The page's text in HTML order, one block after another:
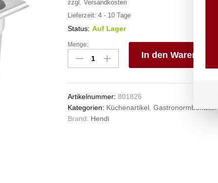
zzgl. Versandkosten
Lieferzeit: 4 - 10 Tage
Status: Auf Lager
Gastronorm-
Behälter
1/9,
Line,
GN
1/9,
Menge:
In den Warenkorb
Artikelnummer: 801826
Kategorien: Küchenartikel, Gastronormbehälter
Brand: Hendi